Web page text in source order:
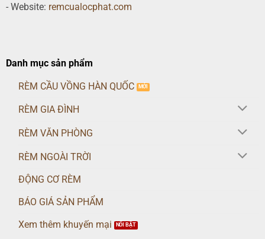
- Website: remcualocphat.com
Danh mục sản phẩm
RÈM CẦU VỒNG HÀN QUỐC
RÈM GIA ĐÌNH
RÈM VĂN PHÒNG
RÈM NGOÀI TRỜI
ĐỘNG CƠ RÈM
BÁO GIÁ SẢN PHẨM
Xem thêm khuyến mại